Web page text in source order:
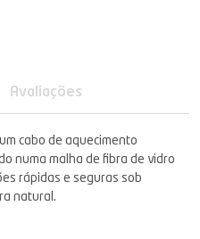
Avaliações
cabo de aquecimento
numa malha de fibra de vidro
rápidas e seguras sob
natural.